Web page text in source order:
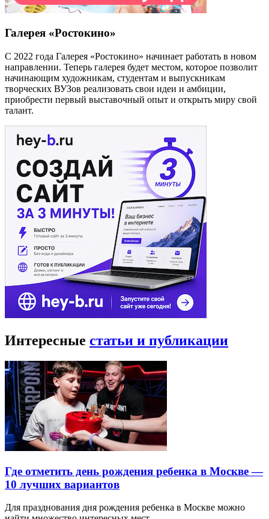
Галерея «Ростокино»
С 2022 года Галерея «Ростокино» начинает работать в новом
направлении. Теперь галерея будет местом, которое позволит
начинающим художникам, студентам и выпускникам
творческих ВУЗов реализовать свои идеи и амбиции,
приобрести первый выставочный опыт и открыть миру свой
талант.
Интересные статьи и публикации
Где отметить день рождения ребенка в Москве —
10 лучших вариантов
Для празднования дня рождения ребенка в Москве можно